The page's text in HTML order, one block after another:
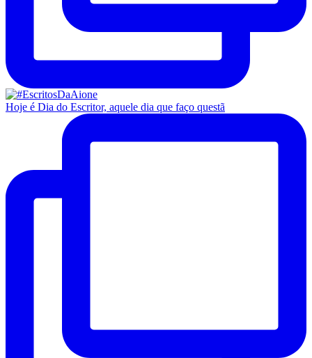
Hoje é Dia do Escritor, aquele dia que faço questã